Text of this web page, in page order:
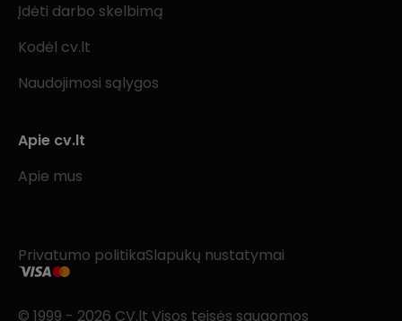
Įdėti darbo skelbimą
Kodėl cv.lt
Naudojimosi sąlygos
Apie cv.lt
Apie mus
Privatumo politikaSlapukų nustatymai
© 1999 - 2026 CV.lt Visos teisės saugomos